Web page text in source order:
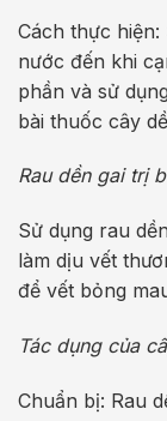
Cách thực
nước đến khi
phần và sử
bài thuốc cây
Rau dền gai trị
Sử dụng rau
làm dịu vết
để vết bỏng
Tác dụng của
Chuẩn bị: Rau